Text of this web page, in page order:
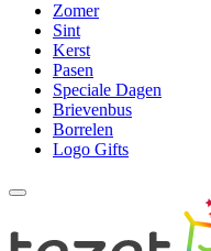
Zomer
Sint
Kerst
Pasen
Speciale Dagen
Brievenbus
Borrelen
Logo Gifts